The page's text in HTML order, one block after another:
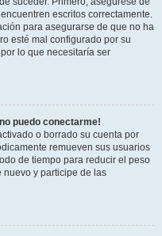
escritos correctamente.
para asegurarse de que no ha
esté mal configurado por su
lo que necesitaría ser
puedo conectarme!
o borrado su cuenta por
remueven sus usuarios
de tiempo para reducir el peso
nuevo y participe de las